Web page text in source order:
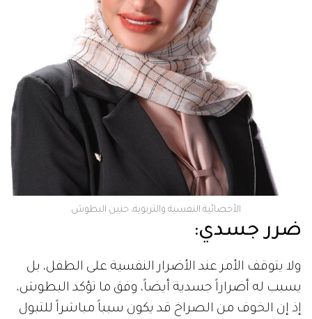
الأخصائية النفسية والتربوية، حنين البطوش
ضرر جسدي:
ولا يتوقف الأمر عند الأضرار النفسية على الطفل، بل
يسبب له أضراراً جسدية أيضاً، وفق ما تؤكد البطوش،
إذ إن الخوف من الصراخ قد يكون سبباً مباشراً للتبول